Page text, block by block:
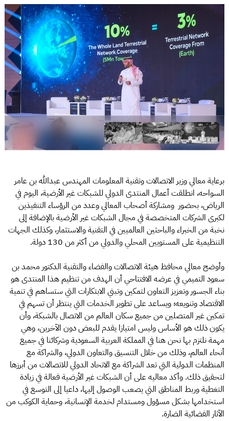
برعاية معالي وزير الاتصالات وتقنية المعلومات المهندس عبدالله بن عامر
السواحه، انطلقت أعمال المنتدى الدولي للشبكات غير الأرضية، اليوم في
الرياض، بحضور ومشاركة أصحاب المعالي وعدد من الرؤساء التنفيذين
لكبرى الشركات المتخصصة في مجال الشبكات غير الأرضية بالإضافة إلى
نخبة من الخبراء والباحثين العالميين في التقنية والاستثمار، وكذلك الجهات
التنظيمية على المستويين المحلي والدولي من أكثر من 130 دولة.
وأوضح معالي محافظ هيئة الاتصالات والفضاء والتقنية الدكتور محمد بن
سعود التميمي في عرضه الافتتاحي أن الهدف من تنظيم هذا المنتدى هو
بناء الجسور وتعزيز التعاون لتمكين وتبني الابتكارات التي ستساهم في تنمية
الاقتصاد وتنويعه؛ ويساعد على تطوير الخدمات التي ينتظر أن تسهم في
تمكين غير المتصلين من جميع سكان العالم من الاتصال بالشبكة، وأن
يكون ذلك هو الأساس وليس امتيازا يقدم للبعض دون الآخرين، وهي
مهمة نلتزم بها نحن هنا في المملكة العربية السعودية وشركائنا في جميع
أنحاء العالم، وذلك من خلال التنسيق والتعاون الدولي، والشراكة مع
المنظمات الدولية التي تعد الشراكة مع الاتحاد الدولي للاتصالات من أبرزها
لتحقيق ذلك. وأكد معاليه على أن الشبكات غير الأرضية فعالة في زيادة
التغطية وربط المناطق التي يصعب الوصول إليها، داعيا إلى التوسع في
استخدامها بشكل مسؤول ومستدام لخدمة الإنسانية، وحماية الكوكب من
الآثار الفضائية الضارة.